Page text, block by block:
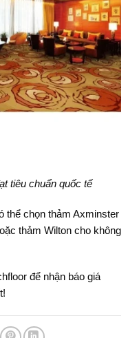
tiêu chuẩn quốc tế
thể chọn thảm Axminster
thảm Wilton cho không
để nhận báo giá